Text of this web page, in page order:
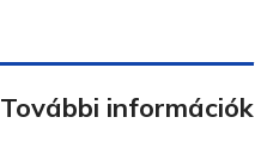
További információk